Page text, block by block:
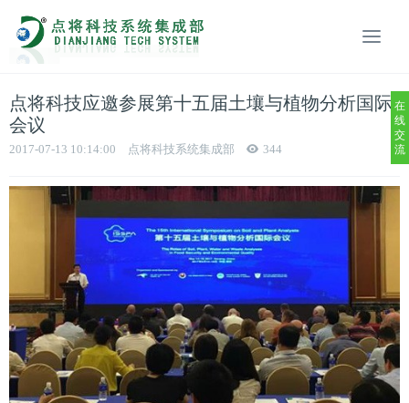
点将科技应邀参展第十五届土壤与植物分析国际
会议
2017-07-13 10:14:00 点将科技系统集成部 344
在
线
交
流